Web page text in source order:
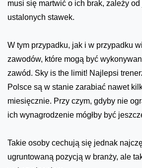
musi się martwić o ich brak, zależy
ustalonych stawek.
W tym przypadku, jak i w przypadku
zawodów, które mogą być
zawód. Sky is the limit! Najlepsi
Polsce są w stanie zarabiać nawet
miesięcznie. Przy czym, gdyby nie
ich wynagrodzenie mógłby być
Takie osoby cechują się jednak
ugruntowaną pozycją w branży, ale